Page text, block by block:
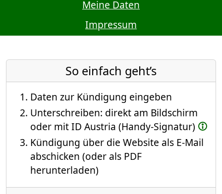
Meine Daten
Impressum
So einfach geht’s
Daten zur Kündigung eingeben
Unterschreiben: direkt am Bildschirm
oder mit ID Austria (Handy-Signatur)
Kündigung über die Website als E-Mail
abschicken (oder als PDF
herunterladen)